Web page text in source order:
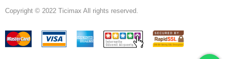
Copyright © 2022 Ticimax All rights reserved.